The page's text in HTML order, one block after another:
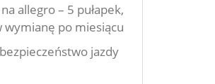
allegro – 5 pułapek,
wymianę po miesiącu
jazdy